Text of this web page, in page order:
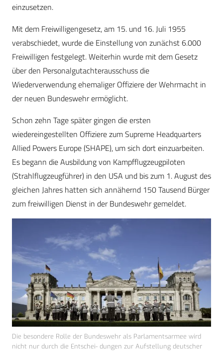
einzusetzen.
Mit dem Freiwilligengesetz, am 15. und 16. Juli 1955
verabschiedet, wurde die Einstellung von zunächst 6.000
Freiwilligen festgelegt. Weiterhin wurde mit dem Gesetz
über den Personalgutachterausschuss die
Wiederverwendung ehemaliger Offiziere der Wehrmacht in
der neuen Bundeswehr ermöglicht.
Schon zehn Tage später gingen die ersten
wiedereingestellten Offiziere zum Supreme Headquarters
Allied Powers Europe (SHAPE), um sich dort einzuarbeiten.
Es begann die Ausbildung von Kampfflugzeugpiloten
(Strahlflugzeugführer) in den USA und bis zum 1. August des
gleichen Jahres hatten sich annähernd 150 Tausend Bürger
zum freiwilligen Dienst in der Bundeswehr gemeldet.
Die besondere Rolle der Bundeswehr als Parlamentsarmee wird
nicht nur durch die Entschei- dungen zur Aufstellung deutscher